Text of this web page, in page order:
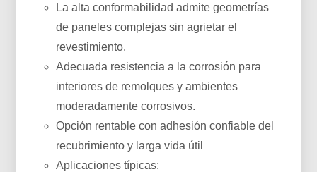
La alta conformabilidad admite geometrías
de paneles complejas sin agrietar el
revestimiento.
Adecuada resistencia a la corrosión para
interiores de remolques y ambientes
moderadamente corrosivos.
Opción rentable con adhesión confiable del
recubrimiento y larga vida útil
Aplicaciones típicas: